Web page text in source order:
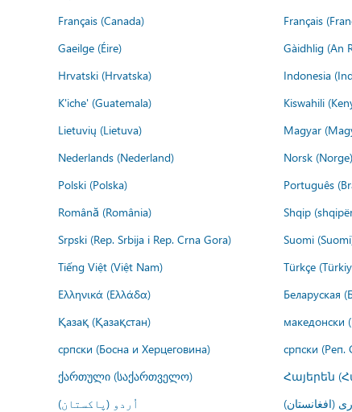
Français (Canada)
Français
Gaeilge (Éire)
Gàidhlig (An
Hrvatski (Hrvatska)
Indonesia
K'iche' (Guatemala)
Kiswahili
Lietuvių (Lietuva)
Magyar
Nederlands (Nederland)
Norsk (Norge)
Polski (Polska)
Português
Română (România)
Shqip
Srpski (Rep. Srbija i Rep. Crna Gora)
Suomi
Tiếng Việt (Việt Nam)
Türkçe
Ελληνικά (Ελλάδα)
Беларуская
Қазақ (Қазақстан)
македонски
српски (Босна и Херцеговина)
српски (Реп.
ქართული (საქართველო)
Հայերեն
اُردو (پاکستان)
(افغانستان)